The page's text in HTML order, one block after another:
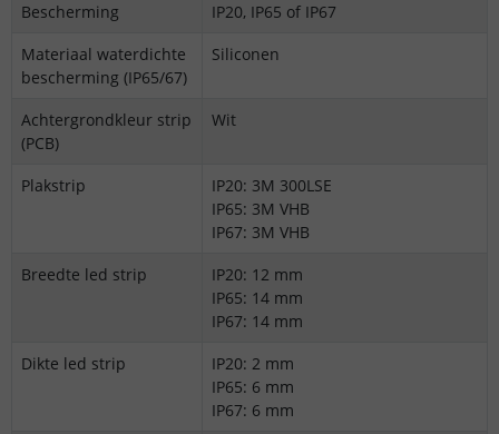
Bescherming
IP20, IP65 of IP67
Materiaal waterdichte
bescherming (IP65/67)
Siliconen
Achtergrondkleur strip
(PCB)
Wit
Plakstrip
IP20: 3M 300LSE
IP65: 3M VHB
IP67: 3M VHB
Breedte led strip
IP20: 12 mm
IP65: 14 mm
IP67: 14 mm
Dikte led strip
IP20: 2 mm
IP65: 6 mm
IP67: 6 mm